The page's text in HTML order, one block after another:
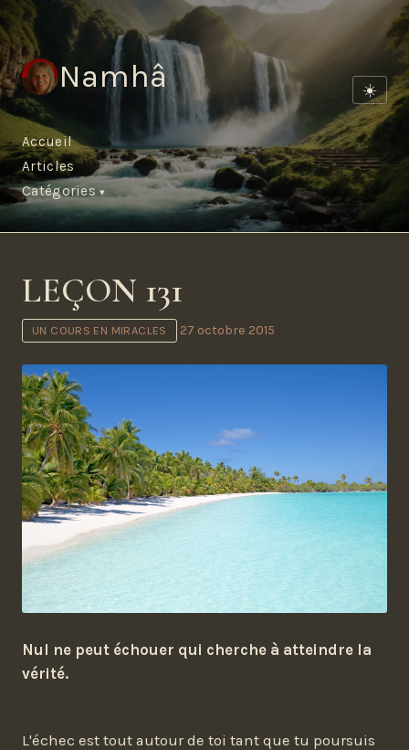
Namhâ ☀️
Accueil
Articles
Catégories
LEÇON 131
UN COURS EN MIRACLES 27 octobre 2015
Nul ne peut échouer qui cherche à atteindre la
vérité.
L'échec est tout autour de toi tant que tu poursuis